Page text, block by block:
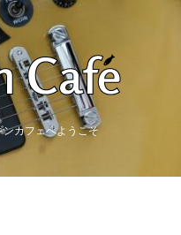
カフェへようこそ